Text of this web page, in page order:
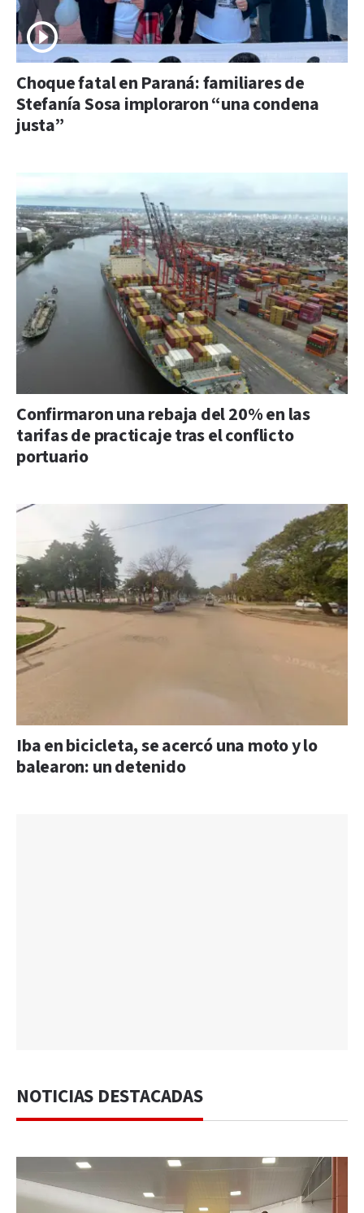
Choque fatal en Paraná: familiares de
Stefanía Sosa imploraron “una condena
justa”
Confirmaron una rebaja del 20% en las
tarifas de practicaje tras el conflicto
portuario
Iba en bicicleta, se acercó una moto y lo
balearon: un detenido
NOTICIAS DESTACADAS